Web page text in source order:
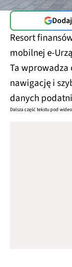
Resort
mobilnej e-
Ta wprowadza
nawigację i
danych
Dalsza część tekstu pod wideo